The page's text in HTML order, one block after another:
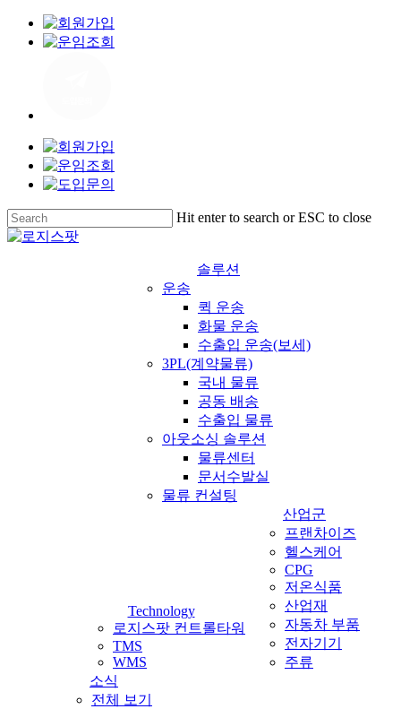
Skip
Hit enter to search or ESC to close
Close
솔루션
운송
퀵 운송
화물 운송
수출입 운송(보세)
3PL(계약물류)
국내 물류
공동 배송
수출입 물류
아웃소싱 솔루션
물류센터
문서수발실
물류 컨설팅
Technology
로지스팟 컨트롤타워
TMS
WMS
산업군
프랜차이즈
헬스케어
CPG
저온식품
산업재
자동차 부품
전자기기
주류
소식
전체 보기